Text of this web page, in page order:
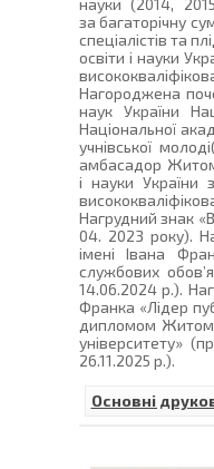
науки (2014,
за багаторічну
спеціалістів та
освіти і науки
Нагороджена
наук України
Національної
учнівської
амбасадор
і науки України
Нагрудний знак
04. 2023 року).
імені Івана
службових
14.06.2024 р.).
Франка «Лідер
дипломом
університету»
26.11.2025 р.).
Основні